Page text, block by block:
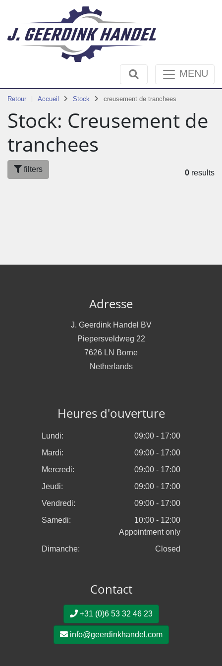
MENU
Retour Accueil Stock creusement de tranchees
Stock: Creusement de
tranchees
0 results
filters
Adresse
J. Geerdink Handel BV
Piepersveldweg 22
7626 LN Borne
Netherlands
Heures d'ouverture
Lundi:
09:00 - 17:00
Mardi:
09:00 - 17:00
Mercredi:
09:00 - 17:00
Jeudi:
09:00 - 17:00
Vendredi:
09:00 - 17:00
Samedi:
10:00 - 12:00
Appointment only
Dimanche:
Closed
Contact
+31 (0)6 53 32 46 23
info@geerdinkhandel.com